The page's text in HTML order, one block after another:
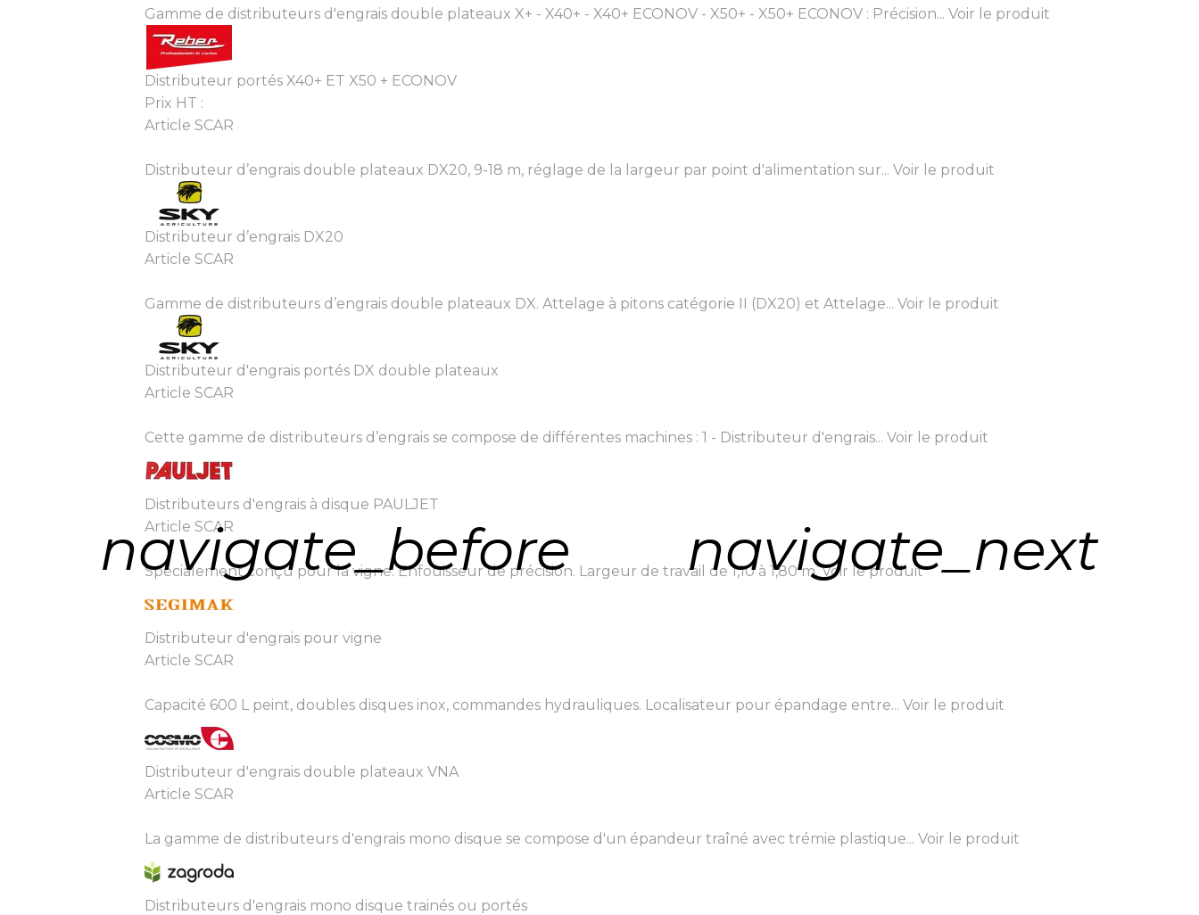
navigate_before
Gamme de distributeurs d'engrais double plateaux X+ - X40+ - X40+ ECONOV - X50+ - X50+ ECONOV : Précision... Voir le produit
Distributeur portés X40+ ET X50 + ECONOV
Prix HT :
Article SCAR
Distributeur d’engrais double plateaux DX20, 9-18 m, réglage de la largeur par point d'alimentation sur... Voir le produit
Distributeur d’engrais DX20
Article SCAR
Gamme de distributeurs d’engrais double plateaux DX. Attelage à pitons catégorie II (DX20) et Attelage... Voir le produit
Distributeur d'engrais portés DX double plateaux
Article SCAR
Cette gamme de distributeurs d’engrais se compose de différentes machines : 1 - Distributeur d'engrais... Voir le produit
Distributeurs d'engrais à disque PAULJET
Article SCAR
Spécialement conçu pour la vigne. Enfouisseur de précision. Largeur de travail de 1,10 à 1,80 m. Voir le produit
Distributeur d'engrais pour vigne
Article SCAR
Capacité 600 L peint, doubles disques inox, commandes hydrauliques. Localisateur pour épandage entre... Voir le produit
Distributeur d'engrais double plateaux VNA
Article SCAR
La gamme de distributeurs d'engrais mono disque se compose d'un épandeur traîné avec trémie plastique... Voir le produit
Distributeurs d'engrais mono disque trainés ou portés
navigate_next